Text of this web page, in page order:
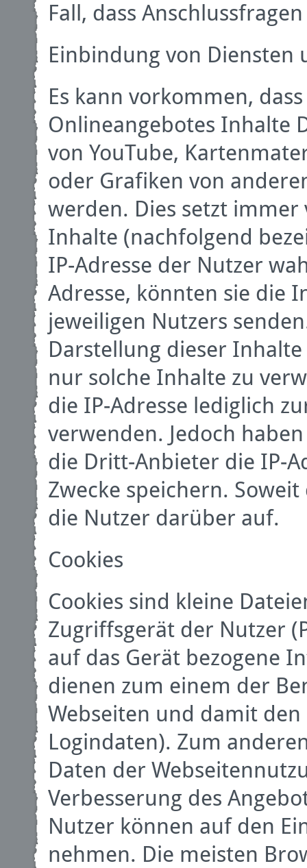
Fall, dass
Einbindung von
Es kann vorkommen,
Onlineangebotes Inhalte
von YouTube,
oder Grafiken von
werden. Dies setzt immer
Inhalte (nachfolgend
IP-Adresse der Nutzer
Adresse, könnten sie die
jeweiligen Nutzers
Darstellung dieser
nur solche Inhalte zu
die IP-Adresse lediglich
verwenden. Jedoch
die Dritt-Anbieter die IP-
Zwecke speichern.
die Nutzer darüber auf.
Cookies
Cookies sind kleine
Zugriffsgerät der Nutzer
auf das Gerät bezogene
dienen zum einem der
Webseiten und damit
Logindaten). Zum
Daten der
Verbesserung des
Nutzer können auf den
nehmen. Die meisten